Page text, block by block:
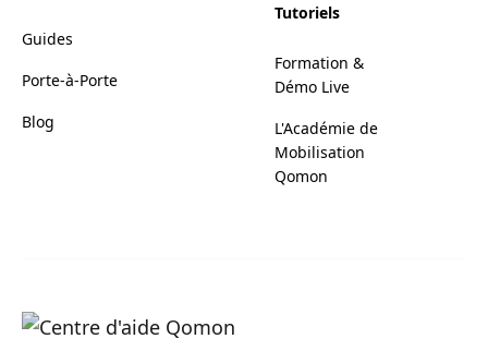
Guides
Porte-à-Porte
Blog
Tutoriels
Formation &
Démo Live
L'Académie de
Mobilisation
Qomon